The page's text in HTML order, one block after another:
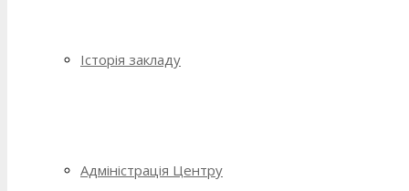
Історія закладу
Адміністрація Центру